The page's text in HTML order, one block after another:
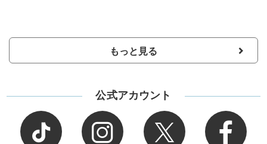
もっと見る
公式アカウント